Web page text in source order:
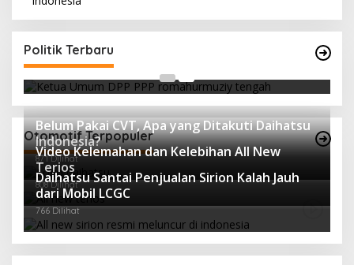
Politik Terbaru
Strategi PPP Menangkan Duet Ganjar dan Gus
Yasin
Otomotif Terpopuler
Belum Pakai CVT, Apa yang Ditakuti Daihatsu
Indonesia?
871 Dilihat
Video Kelemahan dan Kelebihan All New
Terios
808 Dilihat
Daihatsu Santai Penjualan Sirion Kalah Jauh
dari Mobil LCGC
766 Dilihat